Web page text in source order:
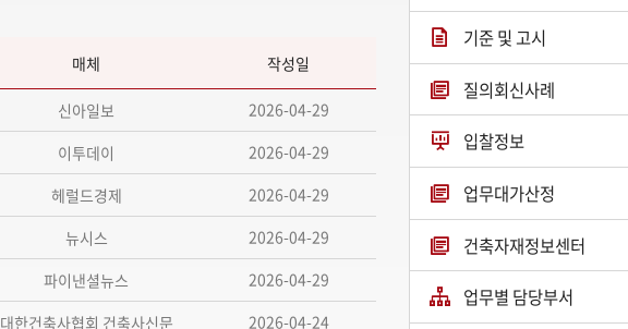
기준 및 고시
질의회신사례
입찰정보
업무대가산정
건축자재정보센터
업무별 담당부서
매체 작성일
신아일보
2026-04-29
이투데이
2026-04-29
헤럴드경제
2026-04-29
뉴시스
2026-04-29
파이낸셜뉴스
2026-04-29
대한건축사협회 건축사신문
2026-04-24